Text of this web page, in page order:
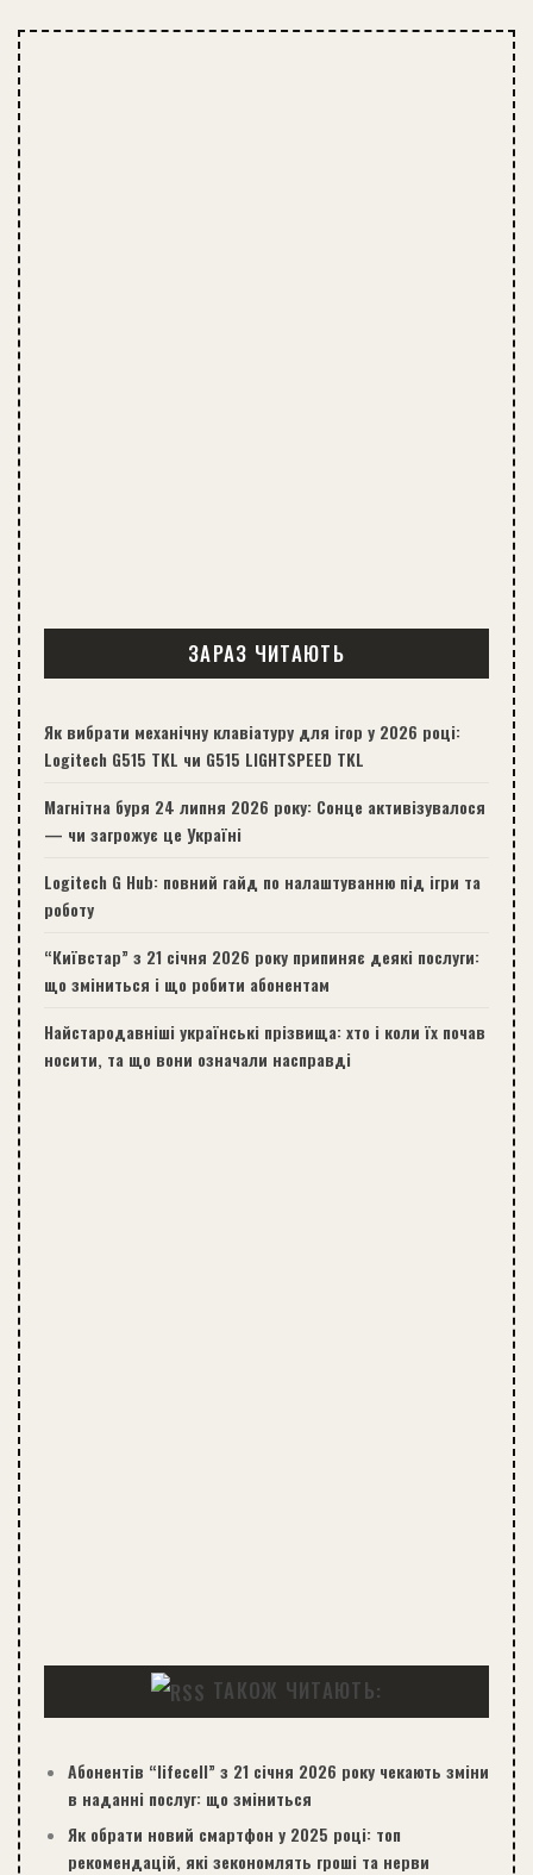
ЗАРАЗ ЧИТАЮТЬ
Як вибрати механічну клавіатуру для ігор у 2026 році:
Logitech G515 TKL чи G515 LIGHTSPEED TKL
Магнітна буря 24 липня 2026 року: Сонце активізувалося
— чи загрожує це Україні
Logitech G Hub: повний гайд по налаштуванню під ігри та
роботу
“Київстар” з 21 січня 2026 року припиняє деякі послуги:
що зміниться і що робити абонентам
Найстародавніші українські прізвища: хто і коли їх почав
носити, та що вони означали насправді
ТАКОЖ ЧИТАЮТЬ:
Абонентів “lifecell” з 21 січня 2026 року чекають зміни
в наданні послуг: що зміниться
Як обрати новий смартфон у 2025 році: топ
рекомендацій, які зекономлять гроші та нерви